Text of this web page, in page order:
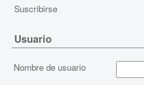
Suscribirse
Usuario
Nombre de usuario